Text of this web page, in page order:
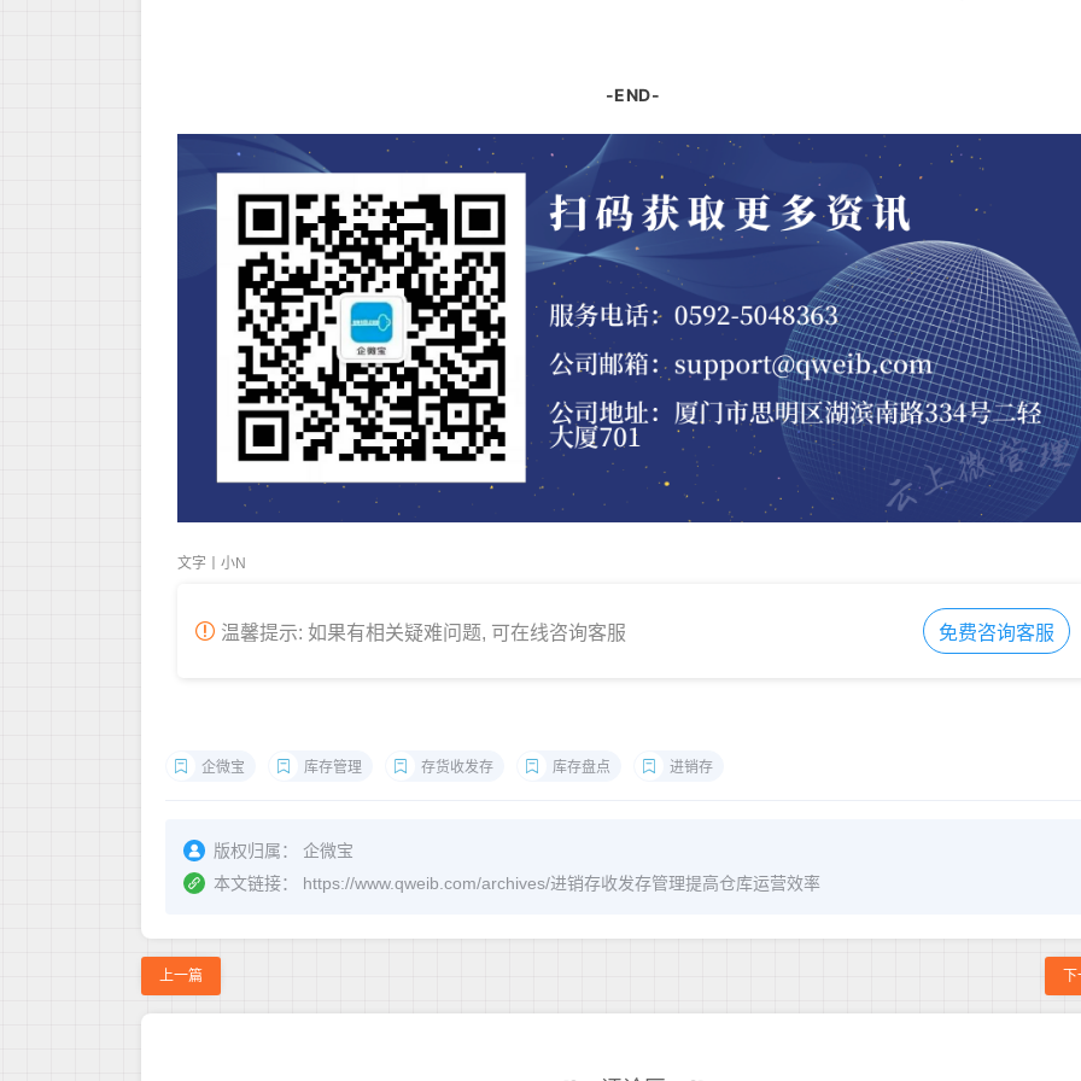
-END-
文字丨小N
温馨提示: 如果有相关疑难问题, 可在线咨询客服 免费咨询客服
企微宝 库存管理 存货收发存 库存盘点 进销存
版权归属：
企微宝
本文链接：
https://www.qweib.com/archives/进销存收发存管理提高仓库运营效率
上一篇 下